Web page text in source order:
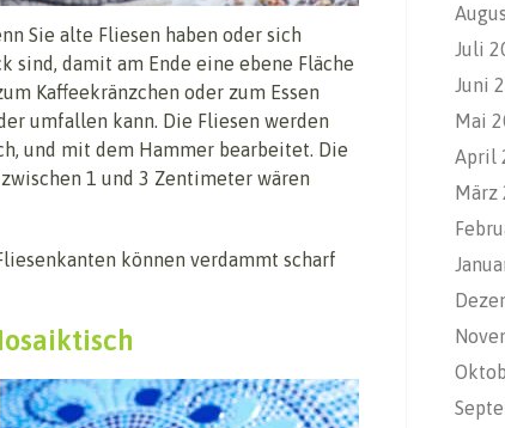
Sie alte Fliesen haben oder sich
sind, damit am Ende eine ebene Fläche
Kaffeekränzchen oder zum Essen
umfallen kann. Die Fliesen werden
und mit dem Hammer bearbeitet. Die
1 und 3 Zentimeter wären
können verdammt scharf
Juli
Juni
Mai
April
März